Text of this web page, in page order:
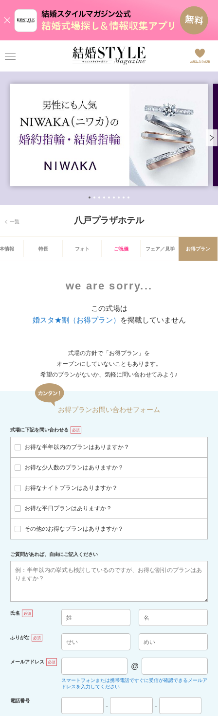
一覧 八戸プラザホテル
情報 特長 フォト ご祝儀 フェア／見学 お得プラン
we are sorry...
この式場は
婚スタ★割（お得プラン）
を掲載していません
式場の方針で「お得プラン」を
オープンにしていないこともあります。
希望のプランがないか、気軽に問い合わせてみよう♪
お得プランお問い合わせフォーム
式場に下記を問い合わせる 必須
お得な半年以内のプランはありますか？
お得な少人数のプランはありますか？
お得なナイトプランはありますか？
お得な平日プランはありますか？
その他のお得なプランはありますか？
ご質問があれば、自由にご記入ください
氏名 必須
ふりがな 必須
メールアドレス 必須
@
スマートフォンまたは携帯電話ですぐに受信が確認できるメールア
ドレスを入力してください
電話番号
- -